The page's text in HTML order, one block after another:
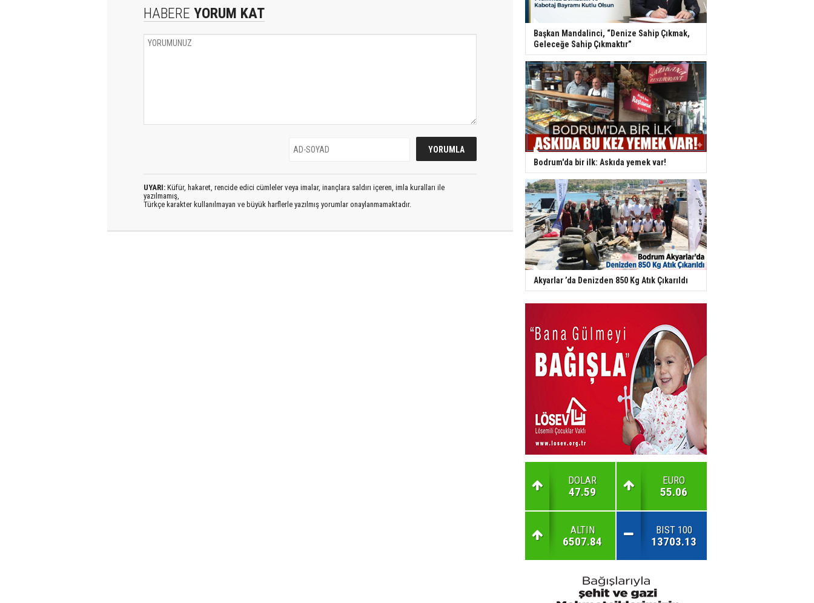
HABERE YORUM KAT
UYARI: Küfür, hakaret, rencide edici cümleler veya imalar, inançlara saldırı içeren, imla kuralları ile
yazılmamış,
Türkçe karakter kullanılmayan ve büyük harflerle yazılmış yorumlar onaylanmamaktadır.
Başkan Mandalinci, “Denize Sahip Çıkmak,
Geleceğe Sahip Çıkmaktır”
Bodrum'da bir ilk: Askıda yemek var!
Akyarlar ’da Denizden 850 Kg Atık Çıkarıldı
DOLAR
47.59
EURO
55.06
ALTIN
6507.84
BIST 100
13703.13